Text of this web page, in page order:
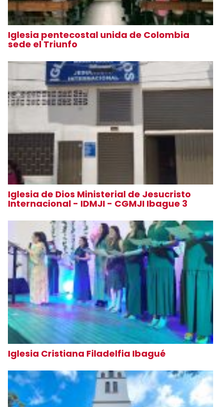
Iglesia pentecostal unida de Colombia
sede el Triunfo
Iglesia de Dios Ministerial de Jesucristo
Internacional - IDMJI - CGMJI Ibague 3
Iglesia Cristiana Filadelfia Ibagué